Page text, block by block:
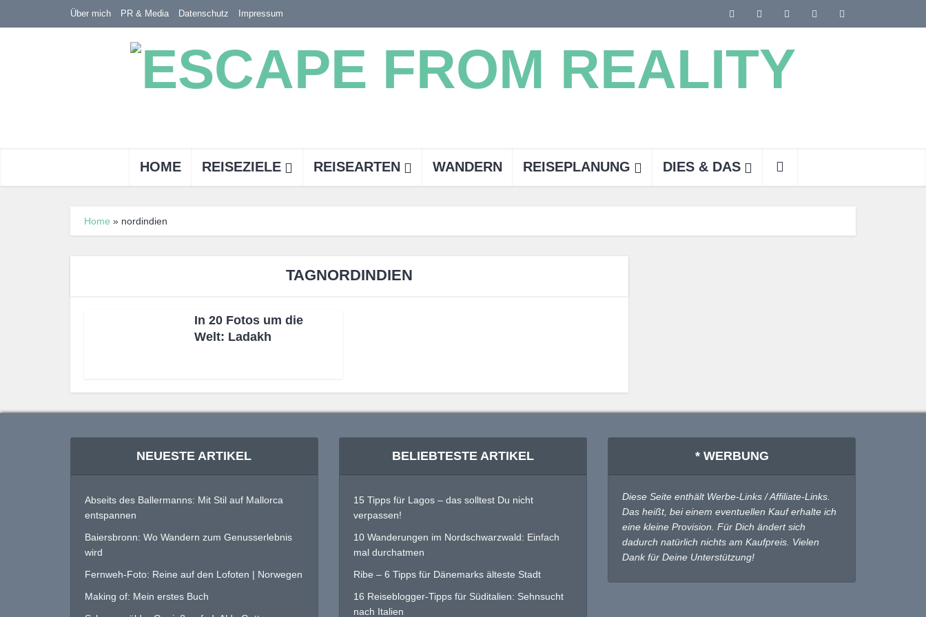
Über mich PR & Media Datenschutz Impressum
HOME REISEZIELE REISEARTEN WANDERN REISEPLANUNG DIES & DAS
Home » nordindien
TAGNORDINDIEN
In 20 Fotos um die
Welt: Ladakh
NEUESTE ARTIKEL
Abseits des Ballermanns: Mit Stil auf Mallorca
entspannen
Baiersbronn: Wo Wandern zum Genusserlebnis
wird
Fernweh-Foto: Reine auf den Lofoten | Norwegen
Making of: Mein erstes Buch
BELIEBTESTE ARTIKEL
15 Tipps für Lagos – das solltest Du nicht
verpassen!
10 Wanderungen im Nordschwarzwald: Einfach
mal durchatmen
Ribe – 6 Tipps für Dänemarks älteste Stadt
16 Reiseblogger-Tipps für Süditalien: Sehnsucht
nach Italien
* WERBUNG
Diese Seite enthält Werbe-Links / Affiliate-Links.
Das heißt, bei einem eventuellen Kauf erhalte ich
eine kleine Provision. Für Dich ändert sich
dadurch natürlich nichts am Kaufpreis. Vielen
Dank für Deine Unterstützung!